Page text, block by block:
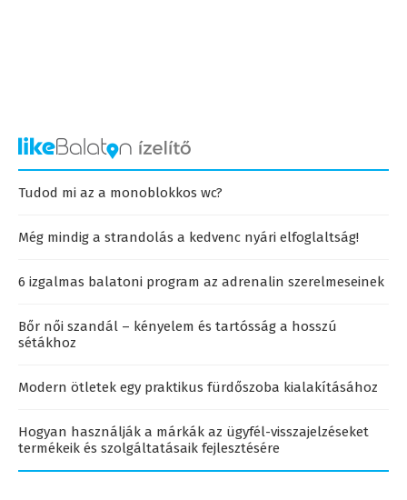
Tudod mi az a monoblokkos wc?
Még mindig a strandolás a kedvenc nyári elfoglaltság!
6 izgalmas balatoni program az adrenalin szerelmeseinek
Bőr női szandál – kényelem és tartósság a hosszú
sétákhoz
Modern ötletek egy praktikus fürdőszoba kialakításához
Hogyan használják a márkák az ügyfél-visszajelzéseket
termékeik és szolgáltatásaik fejlesztésére